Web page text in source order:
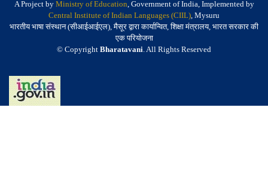
A Project by Ministry of Education, Government of India, Implemented by
Central Institute of Indian Languages (CIIL), Mysuru
भारतीय भाषा संस्थान (सीआईआईएल), मैसूर द्वारा कार्यान्वित, शिक्षा मंत्रालय, भारत सरकार की
एक परियोजना
© Copyright Bharatavani. All Rights Reserved